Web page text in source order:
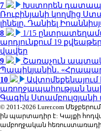
7
Խստորեն
Ռուբինյանի կողմից
լինելը. Դանիել
8
1/15
արդյունքում 19
վավեր
9
Շառաչուն
Պապիկյանին․
10
Ավտոմեքենայում
առողջապահության
Գագիկ Ստամբուլցյանի
© 2011-2026 Lurer.com
ին պարտադիր է: Կայքի
ամբողջական